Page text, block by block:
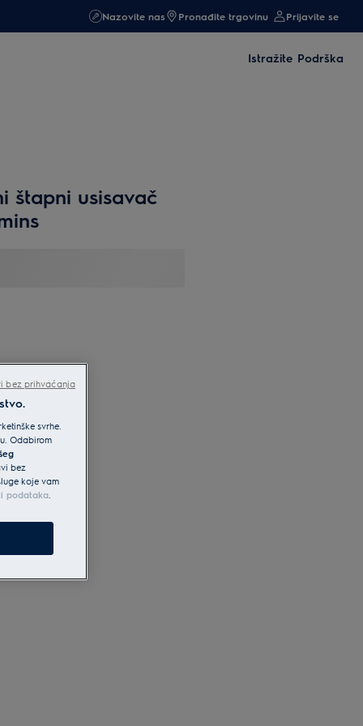
Nazovite nas Pronađite trgovinu Prijavite se
Istražite Podrška
štapni usisavač
svrhe.
Odabirom
bez
koje vam
podataka.
bez prihvaćanja